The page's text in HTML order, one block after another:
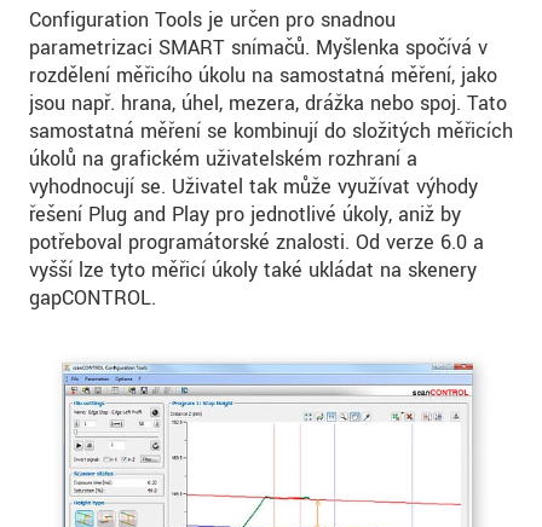
Configuration Tools je určen pro snadnou
parametrizaci SMART snímačů. Myšlenka spočívá v
rozdělení měřicího úkolu na samostatná měření, jako
jsou např. hrana, úhel, mezera, drážka nebo spoj. Tato
samostatná měření se kombinují do složitých měřicích
úkolů na grafickém uživatelském rozhraní a
vyhodnocují se. Uživatel tak může využívat výhody
řešení Plug and Play pro jednotlivé úkoly, aniž by
potřeboval programátorské znalosti. Od verze 6.0 a
vyšší lze tyto měřicí úkoly také ukládat na skenery
gapCONTROL.